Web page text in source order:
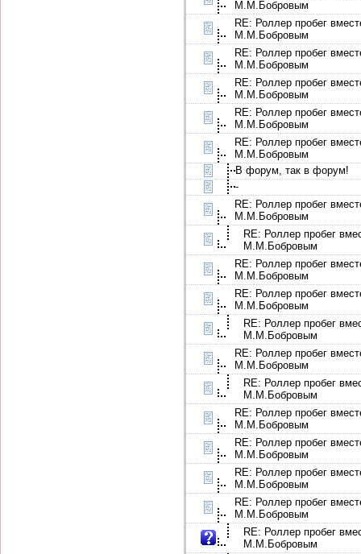
М.М.Бобровым
RE: Роллер пробег
М.М.Бобровым
RE: Роллер пробег
М.М.Бобровым
RE: Роллер пробег
М.М.Бобровым
RE: Роллер пробег
М.М.Бобровым
RE: Роллер пробег
М.М.Бобровым
В форум, так в форум!
-
RE: Роллер пробег
М.М.Бобровым
RE: Роллер пробег
М.М.Бобровым
RE: Роллер пробег
М.М.Бобровым
RE: Роллер пробег
М.М.Бобровым
RE: Роллер пробег
М.М.Бобровым
RE: Роллер пробег
М.М.Бобровым
RE: Роллер пробег
М.М.Бобровым
RE: Роллер пробег
М.М.Бобровым
RE: Роллер пробег
М.М.Бобровым
RE: Роллер пробег
М.М.Бобровым
RE: Роллер пробег
М.М.Бобровым
RE: Роллер пробег
М.М.Бобровым